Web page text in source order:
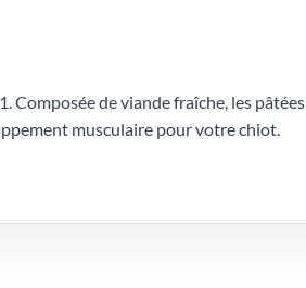
Composée de viande fraîche, les pâtées
musculaire pour votre chiot.